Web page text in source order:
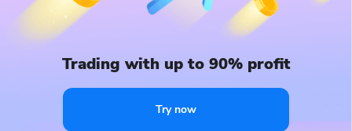
Trading with up to 90% profit
Try now